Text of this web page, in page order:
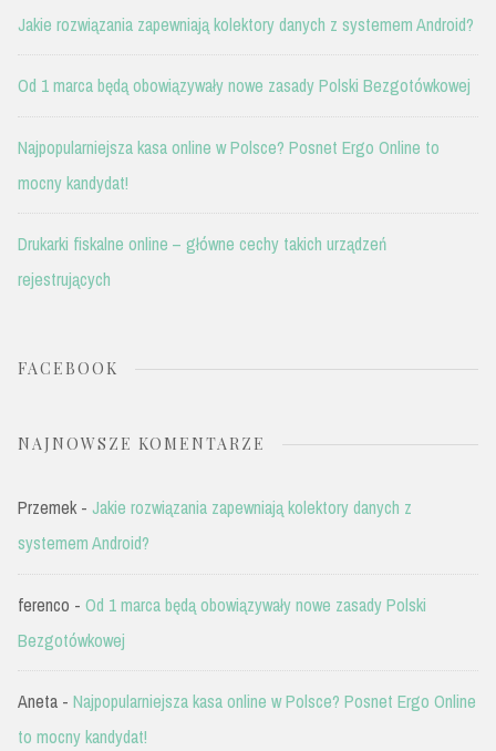
Jakie rozwiązania zapewniają kolektory danych z systemem Android?
Od 1 marca będą obowiązywały nowe zasady Polski Bezgotówkowej
Najpopularniejsza kasa online w Polsce? Posnet Ergo Online to
mocny kandydat!
Drukarki fiskalne online – główne cechy takich urządzeń
rejestrujących
FACEBOOK
NAJNOWSZE KOMENTARZE
Przemek- Jakie rozwiązania zapewniają kolektory danych z
systemem Android?
ferenco - Od 1 marca będą obowiązywały nowe zasady Polski
Bezgotówkowej
Aneta - Najpopularniejsza kasa online w Polsce? Posnet Ergo Online
to mocny kandydat!